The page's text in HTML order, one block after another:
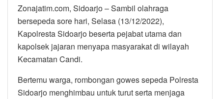
Zonajatim.com, Sidoarjo – Sambil olahraga
bersepeda sore hari, Selasa (13/12/2022),
Kapolresta Sidoarjo beserta pejabat utama dan
kapolsek jajaran menyapa masyarakat di wilayah
Kecamatan Candi.
Bertemu warga, rombongan gowes sepeda Polresta
Sidoarjo menghimbau untuk turut serta menjaga